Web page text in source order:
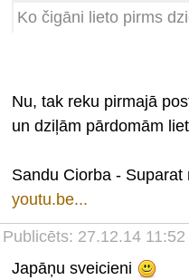
Ko čigāni lieto pirms
Nu, tak reku pirmajā
un dziļām pārdomām
Sandu Ciorba - Suparat
youtu.be...
Publicēts: 27.12.14 11:52
Japāņu sveicieni